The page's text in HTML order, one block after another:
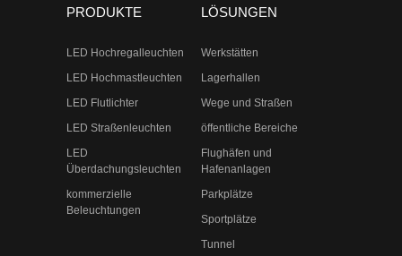
PRODUKTE
LED Hochregalleuchten
LED Hochmastleuchten
LED Flutlichter
LED Straßenleuchten
LED
Überdachungsleuchten
kommerzielle
Beleuchtungen
LÖSUNGEN
Werkstätten
Lagerhallen
Wege und Straßen
öffentliche Bereiche
Flughäfen und
Hafenanlagen
Parkplätze
Sportplätze
Tunnel